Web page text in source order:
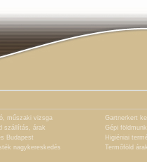
műszaki vizsga
Gartnerkert
szállítás, árak
Gépi
Budapest
Higiéniai
nagykereskedés Termőföld